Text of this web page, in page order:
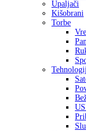
Upaljači
Kišobrani
Torbe